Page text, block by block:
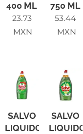
400 ML
23.73
MXN
750 ML
53.44
MXN
SALVO
LIQUIDO
SALVO
LIQUIDO